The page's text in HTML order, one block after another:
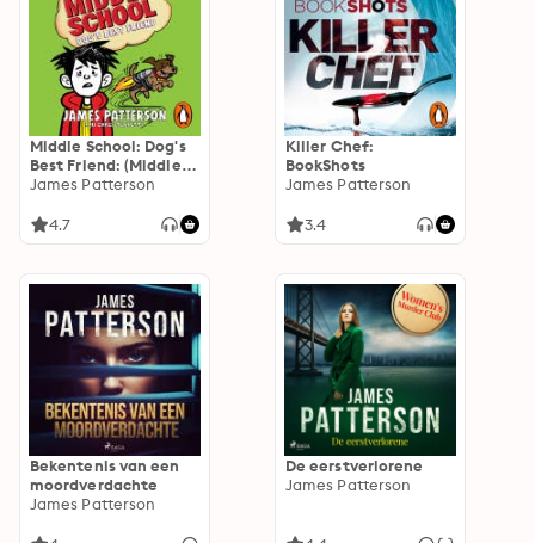
Middle School: Dog's
Best Friend: (Middle
School 8)
James Patterson
4.7
Killer Chef:
BookShots
James Patterson
3.4
Bekentenis van een
moordverdachte
James Patterson
De eerstverlorene
James Patterson